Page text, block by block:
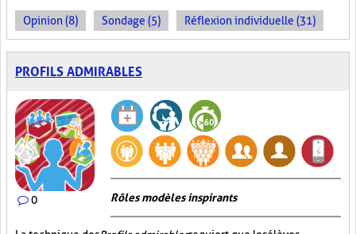
Opinion (8) Sondage (5) Réflexion individuelle (31)
PROFILS ADMIRABLES
0 Rôles modèles inspirants